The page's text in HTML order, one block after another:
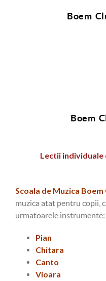
Boem
Boem
Lectii individuale
Scoala de Muzica Boem
muzica atat pentru copii,
urmatoarele instrumente:
Pian
Chitara
Canto
Vioara